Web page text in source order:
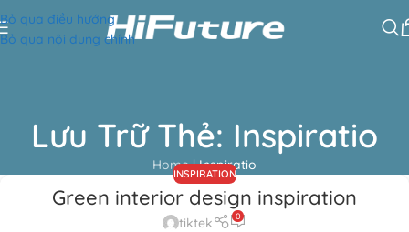
Bỏ qua điều hướng
Bỏ qua nội dung chính
Lưu Trữ Thẻ: Inspiratio
Home|Inspiratio
INSPIRATION
Green interior design inspiration
tiktek 0